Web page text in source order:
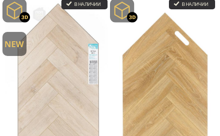
В НАЛИЧИИ В НАЛИЧИИ